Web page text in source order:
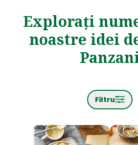
Explorați
noastre idei
Filtru